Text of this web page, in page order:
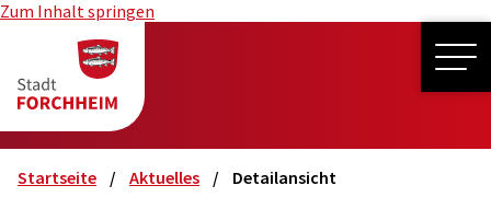
Zum Inhalt springen
Startseite Aktuelles Detailansicht